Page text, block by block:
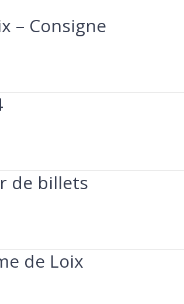
– Consigne
de billets
de Loix